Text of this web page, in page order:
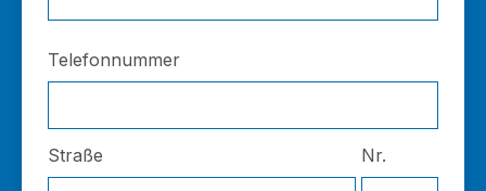
Telefonnummer
Straße Nr.